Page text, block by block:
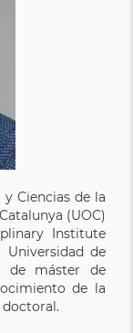
Ciencias de la
(UOC)
Institute
Universidad de
de máster de
de la
doctoral.